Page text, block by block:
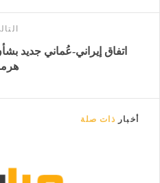
اتفاق إيراني-عُماني جديد
أخبار ذات صلة